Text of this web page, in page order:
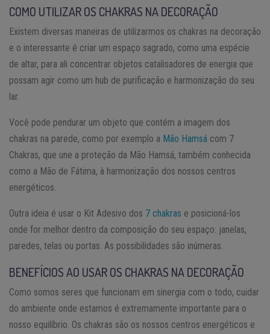
COMO UTILIZAR OS CHAKRAS NA DECORAÇÃO
Existem diversas maneiras de utilizarmos os chakras na decoração
e o interessante é criar um espaço sagrado, como uma espécie
de altar, para ali concentrar objetos catalisadores de energia que
possam agir como um hub de purificação e harmonização do seu
lar.
Você pode pendurar um objeto que contém a imagem dos
chakras na parede, como por exemplo a Mão Hamsá com 7
Chakras, que une a proteção da Mão Hamsá, também conhecida
como a Mão de Fátima, à harmonização dos nossos centros
energéticos.
Outra ideia é usar o Kit Adesivo dos 7 chakras e posicioná-los
onde for melhor dentro da composição do seu espaço: janelas,
paredes, telas ou portas. As possibilidades são inúmeras.
BENEFÍCIOS AO USAR OS CHAKRAS NA DECORAÇÃO
Como somos seres que funcionam em sinergia com o todo, cuidar
do ambiente onde estamos é extremamente importante para o
nosso equilíbrio. Os chakras são os nossos centros energéticos e